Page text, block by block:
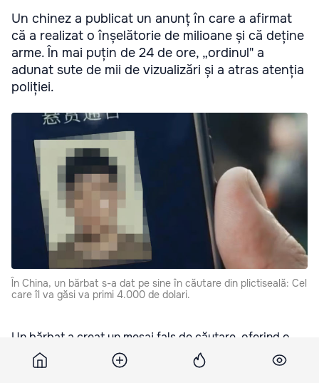
Un chinez a publicat un anunț în care a afirmat
că a realizat o înșelătorie de milioane și că deține
arme. În mai puțin de 24 de ore, „ordinul" a
adunat sute de mii de vizualizări și a atras atenția
poliției.
În China, un bărbat s-a dat pe sine în căutare din plictiseală: Cel
care îl va găsi va primi 4.000 de dolari.
Un bărbat a creat un mesaj fals de căutare, oferind o
recompensă de 4.000 de dolari. A doua zi, el a fost
reținut. Detaliile incidentului au fost împărtășite de